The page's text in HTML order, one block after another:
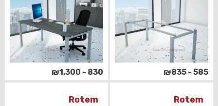
585 - ₪835
830 - ₪1,300
Rotem
Rotem